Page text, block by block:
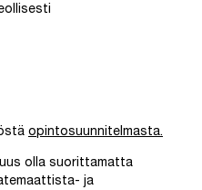
opintosuunnitelmasta.
olla suorittamatta
ja